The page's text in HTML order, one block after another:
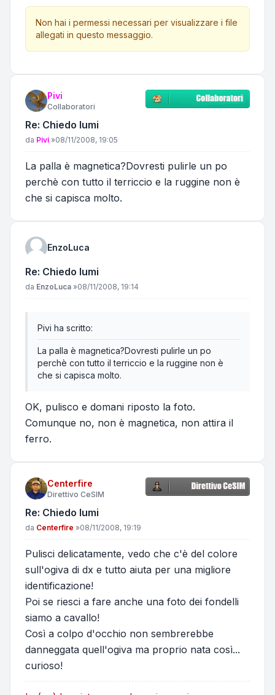
Non hai i permessi necessari per visualizzare i file
allegati in questo messaggio.
Pivi
Collaboratori
Re: Chiedo lumi
Messaggio
da Pivi »08/11/2008, 19:05
La palla è magnetica?Dovresti pulirle un po
perchè con tutto il terriccio e la ruggine non è
che si capisca molto.
EnzoLuca
Re: Chiedo lumi
Messaggio
da EnzoLuca »08/11/2008, 19:14
Pivi ha scritto:
La palla è magnetica?Dovresti pulirle un po
perchè con tutto il terriccio e la ruggine non è
che si capisca molto.
OK, pulisco e domani riposto la foto.
Comunque no, non è magnetica, non attira il
ferro.
Centerfire
Direttivo CeSIM
Re: Chiedo lumi
Messaggio
da Centerfire »08/11/2008, 19:19
Pulisci delicatamente, vedo che c'è del colore
sull'ogiva di dx e tutto aiuta per una migliore
identificazione!
Poi se riesci a fare anche una foto dei fondelli
siamo a cavallo!
Così a colpo d'occhio non sembrerebbe
danneggata quell'ogiva ma proprio nata così...
curioso!